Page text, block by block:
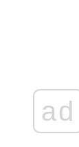
ad